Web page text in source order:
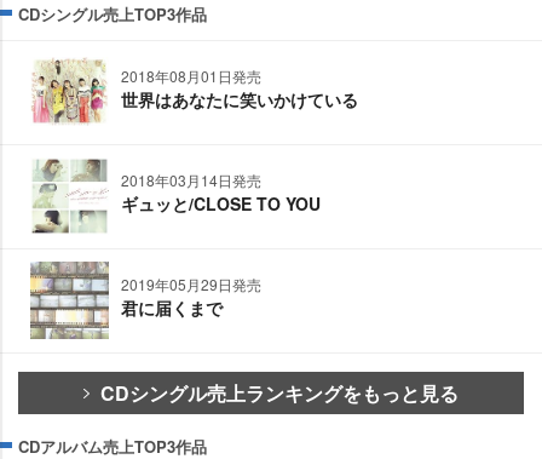
CDシングル売上TOP3作品
2018年08月01日発売
世界はあなたに笑いかけている
2018年03月14日発売
ギュッと/CLOSE TO YOU
2019年05月29日発売
君に届くまで
CDシングル売上ランキングをもっと見る
CDアルバム売上TOP3作品